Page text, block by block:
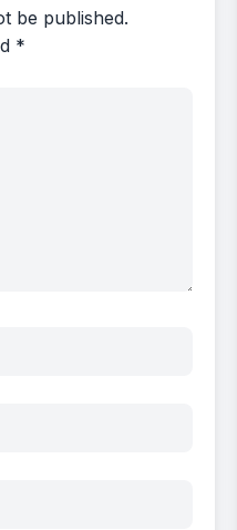
be published.
*